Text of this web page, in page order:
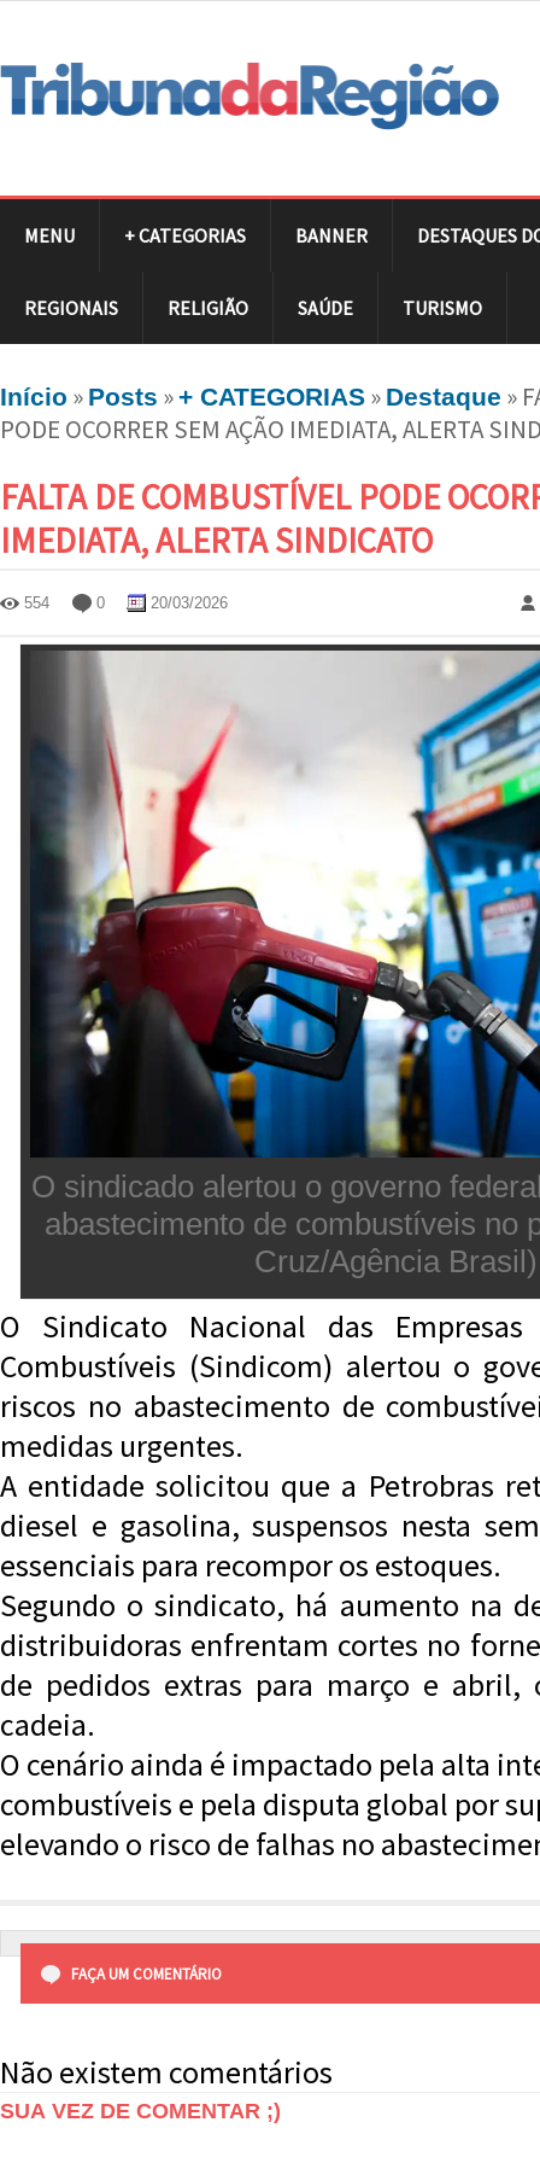
MENU + CATEGORIAS BANNER DESTAQUES
REGIONAIS RELIGIÃO SAÚDE TURISMO
Início » Posts »+ CATEGORIAS » Destaque »
PODE OCORRER SEM AÇÃO IMEDIATA, ALERTA
FALTA DE COMBUSTÍVEL PODE
IMEDIATA, ALERTA SINDICATO
554 0 20/03/2026
O sindicado alertou o governo
abastecimento de combustíveis no
Cruz/Agência Brasil)
O Sindicato Nacional das
Combustíveis (Sindicom) alertou o
riscos no abastecimento de
medidas urgentes.
A entidade solicitou que a Petrobras
diesel e gasolina, suspensos nesta
essenciais para recompor os estoques.
Segundo o sindicato, há aumento na
distribuidoras enfrentam cortes no
de pedidos extras para março e abril,
cadeia.
O cenário ainda é impactado pela alta
combustíveis e pela disputa global por
elevando o risco de falhas no
FAÇA UM COMENTÁRIO
Não existem comentários
SUA VEZ DE COMENTAR ;)